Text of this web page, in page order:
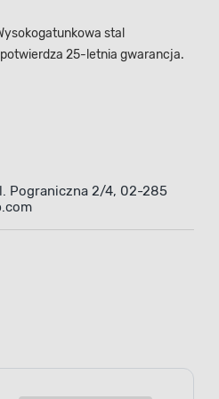
stal
25-letnia gwarancja.
Pograniczna 2/4, 02-285